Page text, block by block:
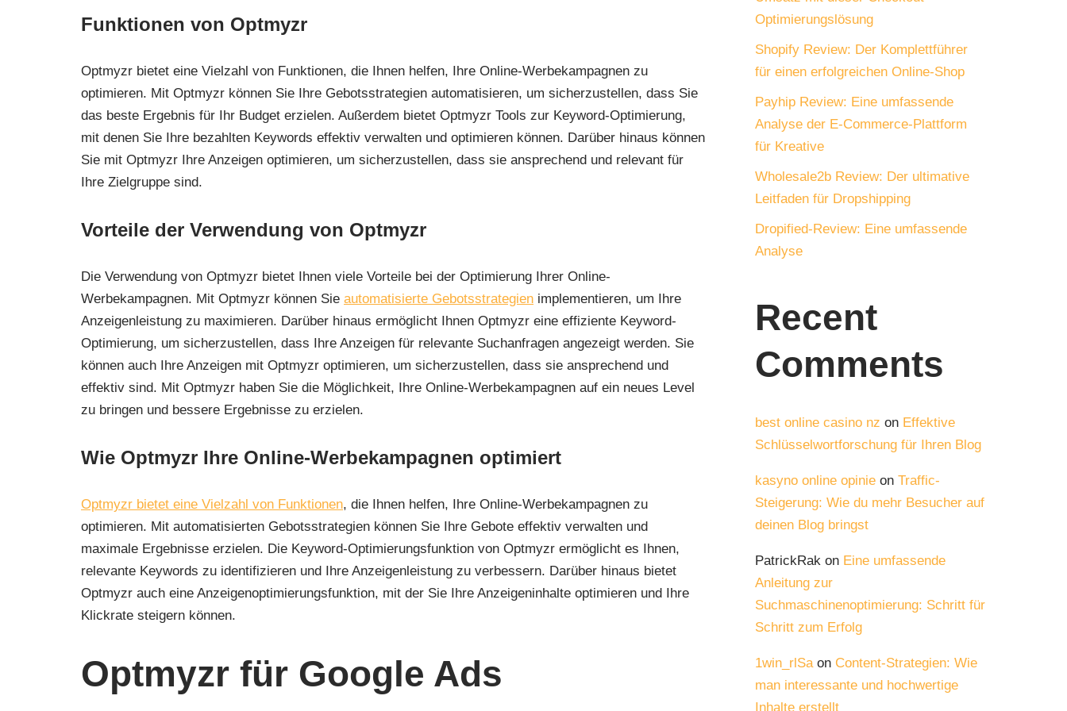
Funktionen von Optmyzr
Optmyzr bietet eine Vielzahl von Funktionen, die Ihnen helfen, Ihre Online-Werbekampagnen zu
optimieren. Mit Optmyzr können Sie Ihre Gebotsstrategien automatisieren, um sicherzustellen, dass Sie
das beste Ergebnis für Ihr Budget erzielen. Außerdem bietet Optmyzr Tools zur Keyword-Optimierung,
mit denen Sie Ihre bezahlten Keywords effektiv verwalten und optimieren können. Darüber hinaus können
Sie mit Optmyzr Ihre Anzeigen optimieren, um sicherzustellen, dass sie ansprechend und relevant für
Ihre Zielgruppe sind.
Vorteile der Verwendung von Optmyzr
Die Verwendung von Optmyzr bietet Ihnen viele Vorteile bei der Optimierung Ihrer Online-
Werbekampagnen. Mit Optmyzr können Sie automatisierte Gebotsstrategien implementieren, um Ihre
Anzeigenleistung zu maximieren. Darüber hinaus ermöglicht Ihnen Optmyzr eine effiziente Keyword-
Optimierung, um sicherzustellen, dass Ihre Anzeigen für relevante Suchanfragen angezeigt werden. Sie
können auch Ihre Anzeigen mit Optmyzr optimieren, um sicherzustellen, dass sie ansprechend und
effektiv sind. Mit Optmyzr haben Sie die Möglichkeit, Ihre Online-Werbekampagnen auf ein neues Level
zu bringen und bessere Ergebnisse zu erzielen.
Wie Optmyzr Ihre Online-Werbekampagnen optimiert
Optmyzr bietet eine Vielzahl von Funktionen, die Ihnen helfen, Ihre Online-Werbekampagnen zu
optimieren. Mit automatisierten Gebotsstrategien können Sie Ihre Gebote effektiv verwalten und
maximale Ergebnisse erzielen. Die Keyword-Optimierungsfunktion von Optmyzr ermöglicht es Ihnen,
relevante Keywords zu identifizieren und Ihre Anzeigenleistung zu verbessern. Darüber hinaus bietet
Optmyzr auch eine Anzeigenoptimierungsfunktion, mit der Sie Ihre Anzeigeninhalte optimieren und Ihre
Klickrate steigern können.
Optmyzr für Google Ads
Optimierungslösung
Shopify Review: Der Komplettführer
für einen erfolgreichen Online-Shop
Payhip Review: Eine umfassende
Analyse der E-Commerce-Plattform
für Kreative
Wholesale2b Review: Der ultimative
Leitfaden für Dropshipping
Dropified-Review: Eine umfassende
Analyse
Recent
Comments
best online casino nz on Effektive
Schlüsselwortforschung für Ihren Blog
kasyno online opinie on Traffic-
Steigerung: Wie du mehr Besucher auf
deinen Blog bringst
PatrickRak on Eine umfassende
Anleitung zur
Suchmaschinenoptimierung: Schritt für
Schritt zum Erfolg
1win_rlSaon Content-Strategien: Wie
man interessante und hochwertige
Inhalte erstellt